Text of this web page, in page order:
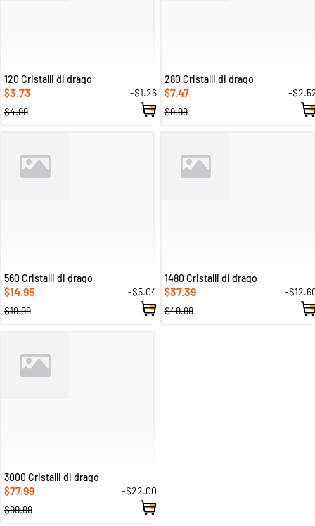
120 Cristalli di drago
$3.73
-$1.26
$4.99
280 Cristalli di drago
$7.47
-
$9.99
560 Cristalli di drago
$14.95
-$5.04
$19.99
1480 Cristalli di drago
$37.39
-
$49.99
3000 Cristalli di drago
$77.99
-$22.00
$99.99